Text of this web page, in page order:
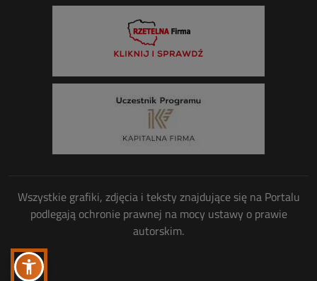
Wszystkie grafiki, zdjęcia i teksty znajdujące się na Portalu
podlegają ochronie prawnej na mocy ustawy o prawie
autorskim.